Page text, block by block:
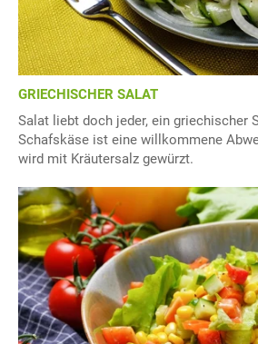
GRIECHISCHER SALAT
Salat liebt doch jeder, ein griechischer
Schafskäse ist eine willkommene
wird mit Kräutersalz gewürzt.